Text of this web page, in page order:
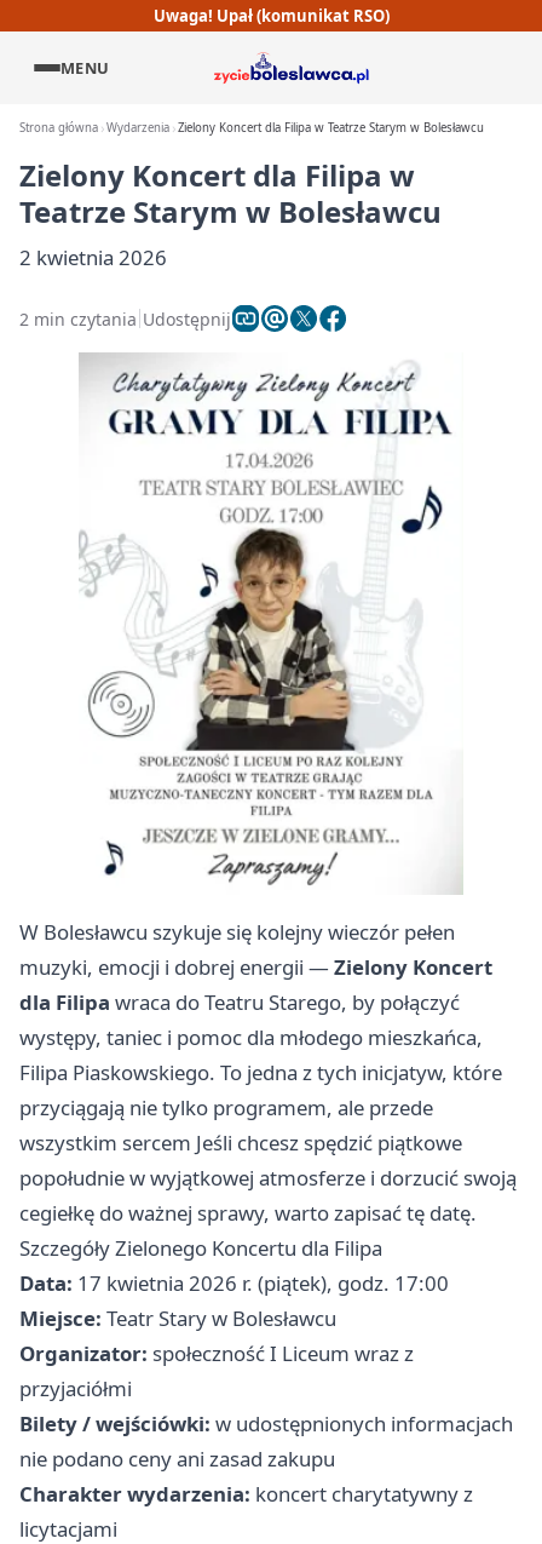
Uwaga! Upał (komunikat RSO)
MENU
Strona główna Wydarzenia Zielony Koncert dla Filipa w Teatrze Starym w Bolesławcu
Zielony Koncert dla Filipa w
Teatrze Starym w Bolesławcu
2 kwietnia 2026
2 min czytania Udostępnij
W Bolesławcu szykuje się kolejny wieczór pełen
muzyki, emocji i dobrej energii — Zielony Koncert
dla Filipa wraca do Teatru Starego, by połączyć
występy, taniec i pomoc dla młodego mieszkańca,
Filipa Piaskowskiego. To jedna z tych inicjatyw, które
przyciągają nie tylko programem, ale przede
wszystkim sercem Jeśli chcesz spędzić piątkowe
popołudnie w wyjątkowej atmosferze i dorzucić swoją
cegiełkę do ważnej sprawy, warto zapisać tę datę.
Szczegóły Zielonego Koncertu dla Filipa
Data: 17 kwietnia 2026 r. (piątek), godz. 17:00
Miejsce: Teatr Stary w Bolesławcu
Organizator: społeczność I Liceum wraz z
przyjaciółmi
Bilety / wejściówki: w udostępnionych informacjach
nie podano ceny ani zasad zakupu
Charakter wydarzenia: koncert charytatywny z
licytacjami